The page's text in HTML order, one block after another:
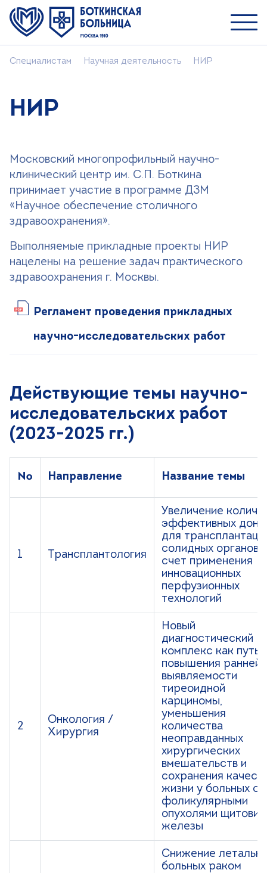
О ММНКЦ им. С.П. Боткина
Учебный центр
Версия для слабовидящих
+7 (499) 490-03-03
+7 (800) 600-31-41
8:00-20:00 будни
8:00-18:00 выходные
Записаться на прием
Специалистам Научная деятельность НИР
НИР
Московский многопрофильный научно-
клинический центр им. С.П. Боткина
принимает участие в программе ДЗМ
«Научное обеспечение столичного
здравоохранения».
Выполняемые прикладные проекты НИР
нацелены на решение задач практического
здравоохранения г. Москвы.
Регламент проведения прикладных
научно-исследовательских работ
Действующие темы научно-
исследовательских работ
(2023-2025 гг.)
№ Направление Название темы
1 Трансплантология
Увеличение
эффективных
для
солидных органов
счет применения
инновационных
перфузионных
технологий
2
Онкология /
Хирургия
Новый
диагностический
комплекс как путь
повышения ранней
выявляемости
тиреоидной
карциномы,
уменьшения
количества
неоправданных
хирургических
вмешательств и
сохранения
жизни у больных с
фоликулярными
опухолями
железы
Снижение
больных раком